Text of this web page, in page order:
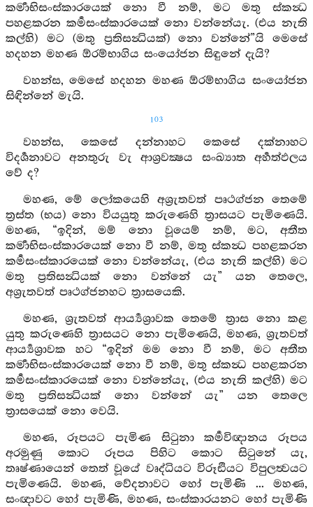
කර්‍මාභිසංස්කාරයෙක් නො වී නම්, මට මතු ස්කන්‍ධ
පහළකරන කර්‍මසංස්කාරයෙක් නො වන්නේයැ. (එය නැති
කල්හි) මට (මතු ප්‍රතිසන්‍ධියක්) නො වන්නේ”යි මෙසේ
හදහන මහණ ඕරම්භාගිය සංයෝජන සිඳුනේ දැයි?
වහන්ස, මෙසේ හදහන මහණ ඕරම්භාගිය සංයෝජන
සිඳින්නේ මැයි.
103
වහන්ස, කෙසේ දන්නාහට කෙසේ දක්නාහට
විදර්‍ශනාවට අනතුරු වැ ආශ්‍රවක්‍ෂය සංඛ්‍යාත අර්‍හත්ඵලය
වේ ද?
මහණ, මේ ලෝකයෙහි අශ්‍රැතවත් පෘථග්ජන තෙමේ
ත්‍රස්ත (භය) නො වියයුතු කරුණෙහි ත්‍රාසයට පැමිණෙයි.
මහණ, “ඉදින්, මම් නො වූයෙම් නම්, මට, අතීත
කර්‍මාභිසංස්කාරයෙක් නො වී නම්, මතු ස්කන්‍ධ පහළකරන
කර්‍මසංස්කාරයෙක් නො වන්නේයැ, (එය නැති කල්හි) මට
මතු ප්‍රතිසන්‍ධියක් නො වන්නේ යැ” යන තෙලෙ,
අශ්‍රැතවත් පෘථග්ජනහට ත්‍රාසයෙකි.
මහණ, ශ්‍රැතවත් ආර්‍ය්‍යශ්‍රාවක තෙමේ ත්‍රාස නො කළ
යුතු කරුණෙහි ත්‍රාසයට නො පැමිණෙයි, මහණ, ශ්‍රැතවත්
ආර්‍ය්‍යශ්‍රාවක හට “ඉදින් මම නො වී නම්, මට අතීත
කර්‍මාභිසංස්කාරයෙක් නො වී නම්, මතු ස්කන්‍ධ පහළකරන
කර්‍මසංස්කාරයෙක් නො වන්නේයැ, (එය නැති කල්හි) මට
මතු ප්‍රතිසන්‍ධියක් නො වන්නේ යැ” යන තෙලෙ
ත්‍රාසයෙක් නො වෙයි.
මහණ, රූපයට පැමිණ සිටුනා කර්‍මවිඥානය රූපය
අරමුණු කොට රූපය පිහිට කොට සිටුනේ යැ,
තෘෂ්ණායෙන් තෙත් වූයේ වෘද්ධියට විරූඪියට විපුලත්‍වයට
පැමිණෙයි. මහණ, වේදනාවට හෝ පැමිණි ... මහණ,
සංඥාවට හෝ පැමිණි, මහණ, සංස්කාරයනට හෝ පැමිණි